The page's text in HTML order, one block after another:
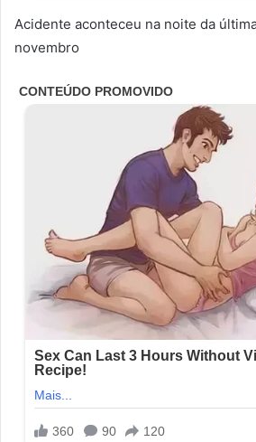
Acidente aconteceu na noite da
novembro